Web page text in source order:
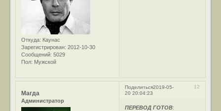
Откуда: Каунас
Зарегистрирован: 2012-10-30
Сообщений: 5029
Пол: Мужской
Поделиться 12
2019-05-
20 20:04:23
Магда
Администратор
ПЕРЕВОД ГОТОВ: